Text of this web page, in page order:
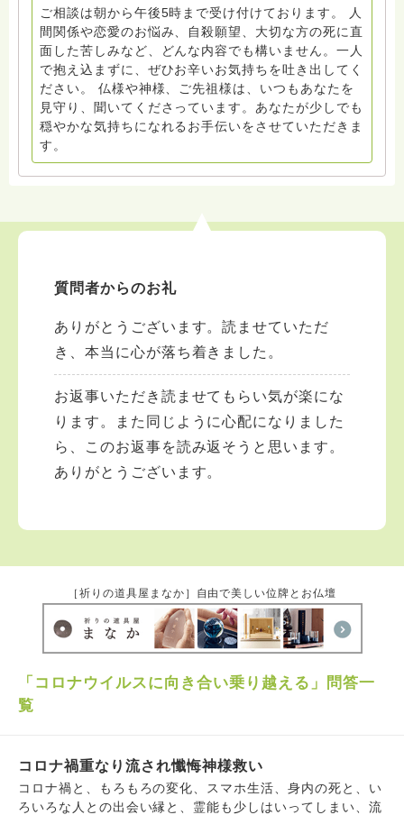
ご相談は朝から午後5時まで受け付けております。 人
間関係や恋愛のお悩み、自殺願望、大切な方の死に直
面した苦しみなど、どんな内容でも構いません。一人
で抱え込まずに、ぜひお辛いお気持ちを吐き出してく
ださい。 仏様や神様、ご先祖様は、いつもあなたを
見守り、聞いてくださっています。あなたが少しでも
穏やかな気持ちになれるお手伝いをさせていただきま
す。
質問者からのお礼
ありがとうございます。読ませていただ
き、本当に心が落ち着きました。
お返事いただき読ませてもらい気が楽にな
ります。また同じように心配になりました
ら、このお返事を読み返そうと思います。
ありがとうございます。
［祈りの道具屋まなか］自由で美しい位牌とお仏壇
「コロナウイルスに向き合い乗り越える」問答一
覧
コロナ禍重なり流され懺悔神様救い
コロナ禍と、もろもろの変化、スマホ生活、身内の死と、い
ろいろな人との出会い縁と、霊能も少しはいってしまい、流